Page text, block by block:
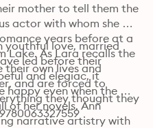
mother to tell them the
actor with whom she
years before at a
Lake. As Lara recalls the
their own lives and
and are forced to
they thought they
youthful love, married
led before their
and elegiac, it
happy even when the
of her novels, Ann
narrative artistry with